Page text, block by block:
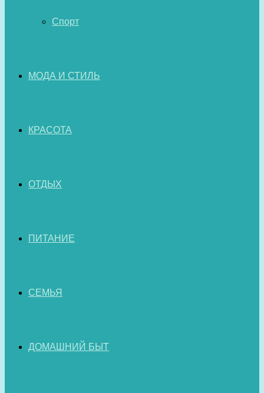
Спорт
МОДА И СТИЛЬ
КРАСОТА
ОТДЫХ
ПИТАНИЕ
СЕМЬЯ
ДОМАШНИЙ БЫТ